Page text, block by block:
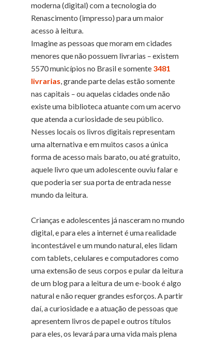
moderna (digital) com a tecnologia do
Renascimento (impresso) para um maior
acesso à leitura.
Imagine as pessoas que moram em cidades
menores que não possuem livrarias – existem
5570 municípios no Brasil e somente 3481
livrarias, grande parte delas estão somente
nas capitais – ou aquelas cidades onde não
existe uma biblioteca atuante com um acervo
que atenda a curiosidade de seu público.
Nesses locais os livros digitais representam
uma alternativa e em muitos casos a única
forma de acesso mais barato, ou até gratuito,
aquele livro que um adolescente ouviu falar e
que poderia ser sua porta de entrada nesse
mundo da leitura.
Crianças e adolescentes já nasceram no mundo
digital, e para eles a internet é uma realidade
incontestável e um mundo natural, eles lidam
com tablets, celulares e computadores como
uma extensão de seus corpos e pular da leitura
de um blog para a leitura de um e-book é algo
natural e não requer grandes esforços. A partir
daí, a curiosidade e a atuação de pessoas que
apresentem livros de papel e outros títulos
para eles, os levará para uma vida mais plena